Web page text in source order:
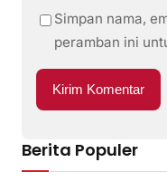
Simpan nama,
peramban ini
Berita Populer